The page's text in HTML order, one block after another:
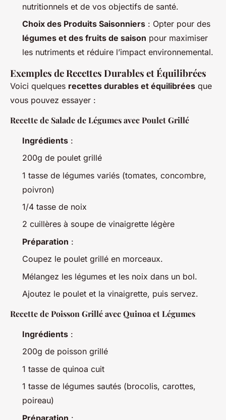
nutritionnels et de vos objectifs de santé.
Choix des Produits Saisonniers : Opter pour des
légumes et des fruits de saison pour maximiser
les nutriments et réduire l’impact environnemental.
Exemples de Recettes Durables et Équilibrées
Voici quelques recettes durables et équilibrées que
vous pouvez essayer :
Recette de Salade de Légumes avec Poulet Grillé
Ingrédients :
200g de poulet grillé
1 tasse de légumes variés (tomates, concombre,
poivron)
1/4 tasse de noix
2 cuillères à soupe de vinaigrette légère
Préparation :
Coupez le poulet grillé en morceaux.
Mélangez les légumes et les noix dans un bol.
Ajoutez le poulet et la vinaigrette, puis servez.
Recette de Poisson Grillé avec Quinoa et Légumes
Ingrédients :
200g de poisson grillé
1 tasse de quinoa cuit
1 tasse de légumes sautés (brocolis, carottes,
poireau)
Préparation :